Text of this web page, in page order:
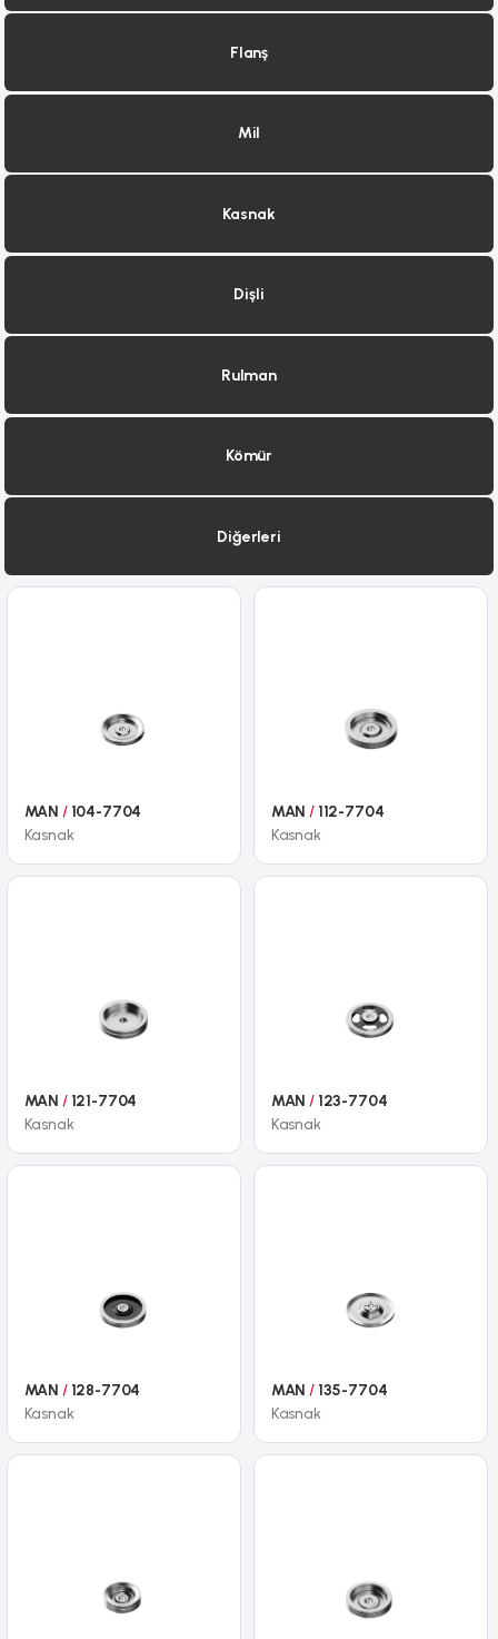
Flanş
Mil
Kasnak
Dişli
Rulman
Kömür
Diğerleri
MAN /104-7704
Kasnak
MAN/112-7704
Kasnak
MAN /121-7704
Kasnak
MAN/123-7704
Kasnak
MAN /128-7704
Kasnak
MAN/135-7704
Kasnak